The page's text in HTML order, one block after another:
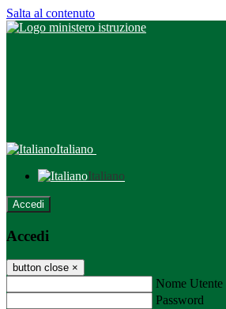
Salta al contenuto
Italiano
Italiano
Accedi
Accedi
button close ×
Nome Utente
Password